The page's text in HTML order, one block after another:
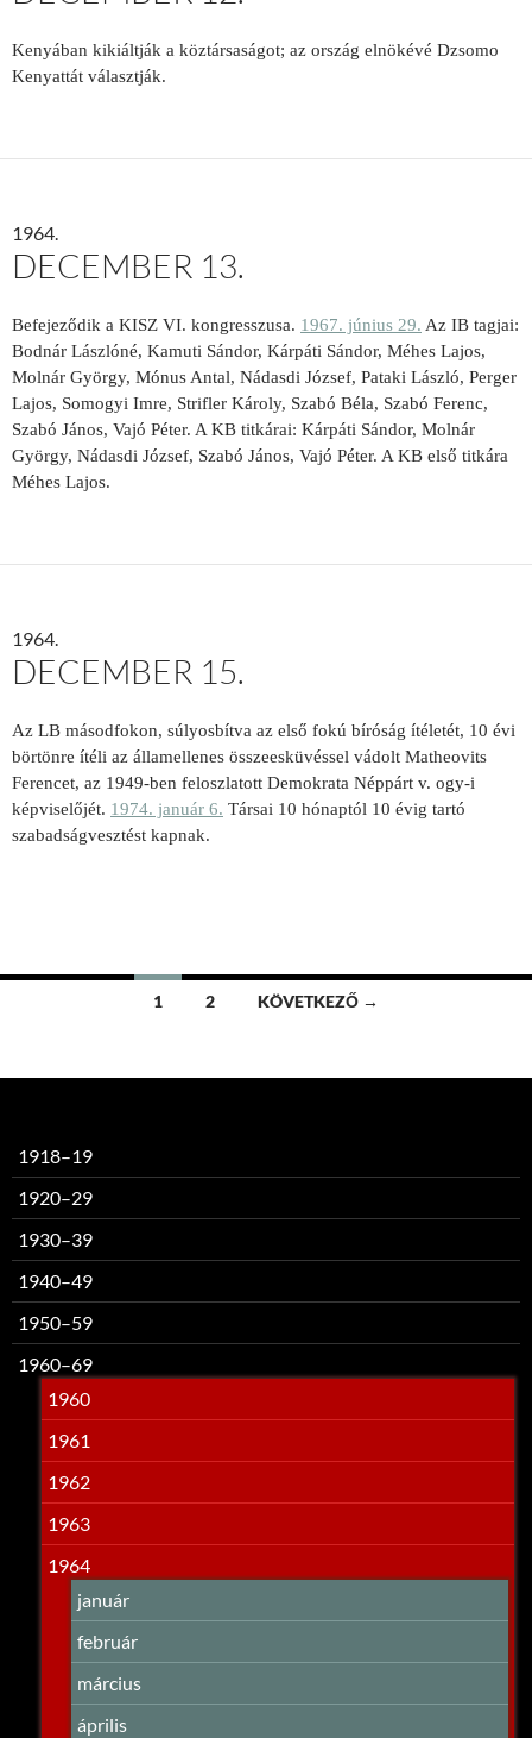
Kenyában kikiáltják a köztársaságot; az ország elnökévé Dzsomo
Kenyattát választják.
1964.
DECEMBER 13.
Befejeződik a KISZ VI. kongresszusa. 1967. június 29. Az IB tagjai:
Bodnár Lászlóné, Kamuti Sándor, Kárpáti Sándor, Méhes Lajos,
Molnár György, Mónus Antal, Nádasdi József, Pataki László, Perger
Lajos, Somogyi Imre, Strifler Károly, Szabó Béla, Szabó Ferenc,
Szabó János, Vajó Péter. A KB titkárai: Kárpáti Sándor, Molnár
György, Nádasdi József, Szabó János, Vajó Péter. A KB első titkára
Méhes Lajos.
1964.
DECEMBER 15.
Az LB másodfokon, súlyosbítva az első fokú bíróság ítéletét, 10 évi
börtönre ítéli az államellenes összeesküvéssel vádolt Matheovits
Ferencet, az 1949-ben feloszlatott Demokrata Néppárt v. ogy-i
képviselőjét. 1974. január 6. Társai 10 hónaptól 10 évig tartó
szabadságvesztést kapnak.
Bejegyzések
1 2 KÖVETKEZŐ →
1918–19
1920–29
1930–39
1940–49
1950–59
1960–69
1960
1961
1962
1963
1964
január
február
március
április